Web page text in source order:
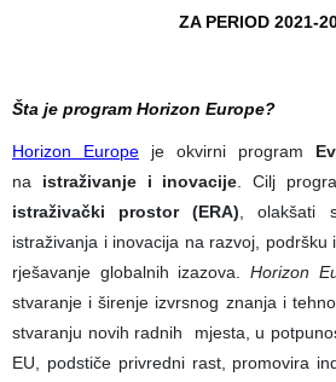
ZA PERIOD 2021-
Šta je program Horizon Europe?
Horizon Europe je okvirni program
na istraživanje i inovacije. Cilj
istraživački prostor (ERA), olakšati
istraživanja i inovacija na razvoj, podršku
rješavanje globalnih izazova. Horizon
stvaranje i širenje izvrsnog znanja i
stvaranju novih radnih mjesta, u
EU, podstiče privredni rast, promovira